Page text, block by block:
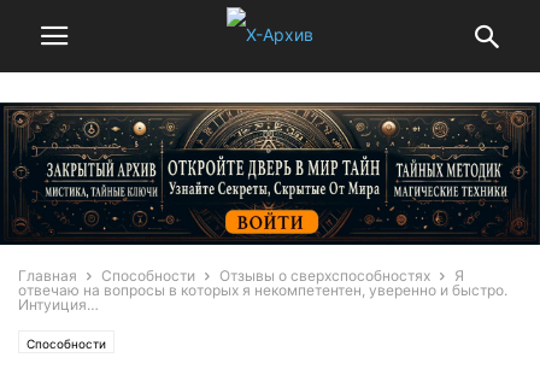
Главная Способности Отзывы о сверхспособностях
Я
отвечаю на вопросы в которых я некомпетентен, уверенно и быстро.
Интуиция…
Способности